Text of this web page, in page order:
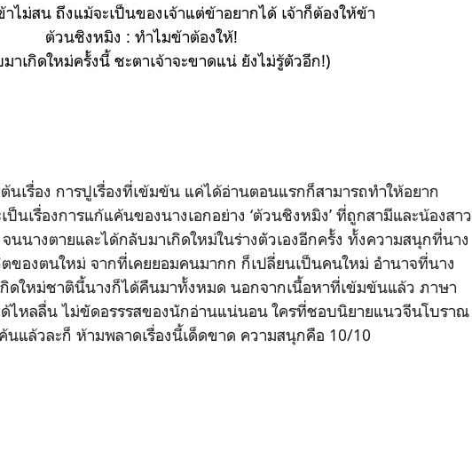
ไม่สน ถึงแม้จะเป็นของเจ้าแต่ข้าอยากได้ เจ้าก็ต้องให้ข้า
ต้วนชิงหมิง : ทำไมข้าต้องให้!
าเกิดใหม่ครั้งนี้ ชะตาเจ้าจะขาดแน่ ยังไม่รู้ตัวอีก!)
นเรื่อง การปูเรื่องที่เข้มข้น แค่ได้อ่านตอนแรกก็สามารถทำให้อยาก
นเรื่องการแก้แค้นของนางเอกอย่าง ‘ต้วนชิงหมิง’ ที่ถูกสามีและน้องสาว
นางตายและได้กลับมาเกิดใหม่ในร่างตัวเองอีกครั้ง ทั้งความสนุกที่นาง
ของตนใหม่ จากที่เคยยอมคนมากก ก็เปลี่ยนเป็นคนใหม่ อำนาจที่นาง
ดใหม่ชาตินี้นางก็ได้คืนมาทั้งหมด นอกจากเนื้อหาที่เข้มข้นแล้ว ภาษา
ไหลลื่น ไม่ขัดอรรรสของนักอ่านแน่นอน ใครที่ชอบนิยายแนวจีนโบราณ
แล้วละก็ ห้ามพลาดเรื่องนี้เด็ดขาด ความสนุกคือ 10/10